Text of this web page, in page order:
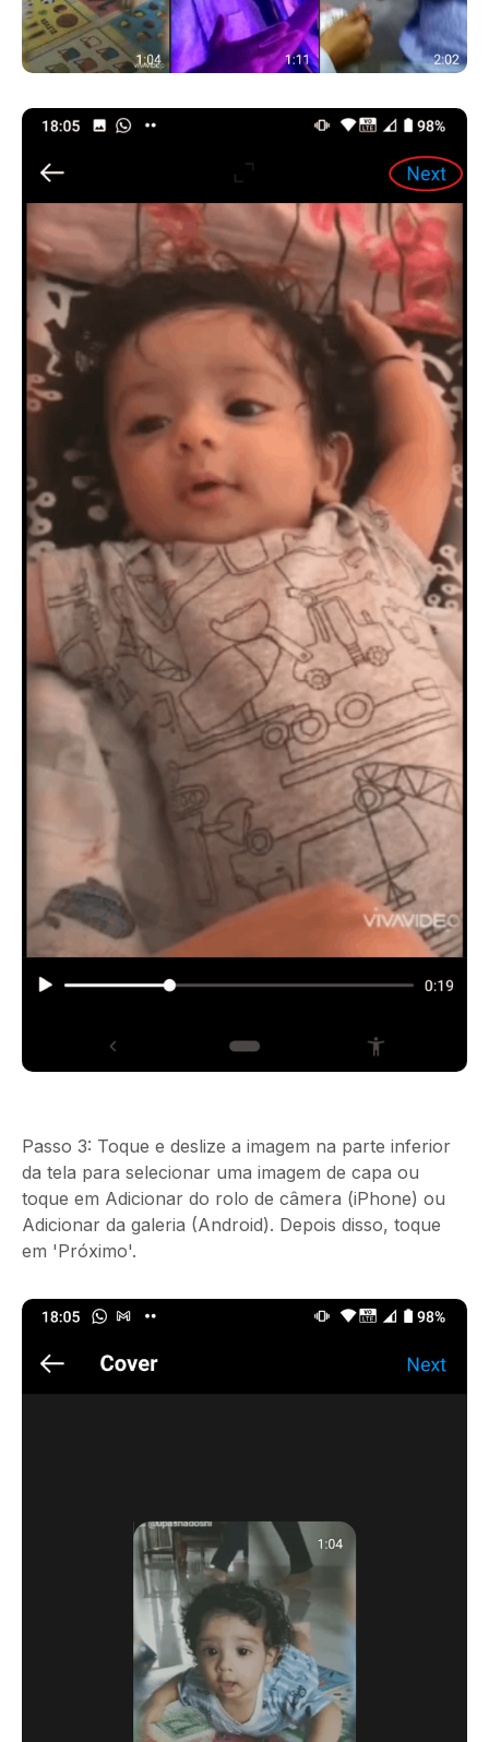
Passo 3: Toque e deslize a imagem na parte inferior
da tela para selecionar uma imagem de capa ou
toque em Adicionar do rolo de câmera (iPhone) ou
Adicionar da galeria (Android). Depois disso, toque
em 'Próximo'.